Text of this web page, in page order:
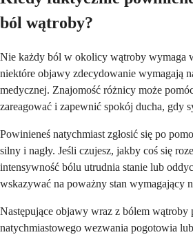
ból wątroby?
Nie każdy ból w okolicy wątroby wymaga
niektóre objawy zdecydowanie wymagają
medycznej. Znajomość różnicy może
zareagować i zapewnić spokój ducha, gdy
Powinieneś natychmiast zgłosić się po
silny i nagły. Jeśli czujesz, jakby coś się
intensywność bólu utrudnia stanie lub
wskazywać na poważny stan wymagający
Następujące objawy wraz z bólem wątroby
natychmiastowego wezwania pogotowia